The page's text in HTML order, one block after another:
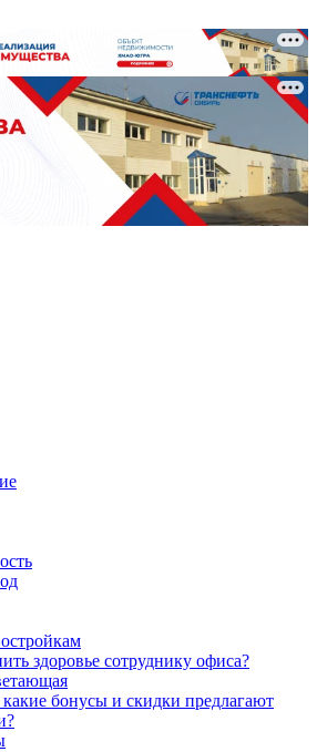
здоровье сотруднику офиса?